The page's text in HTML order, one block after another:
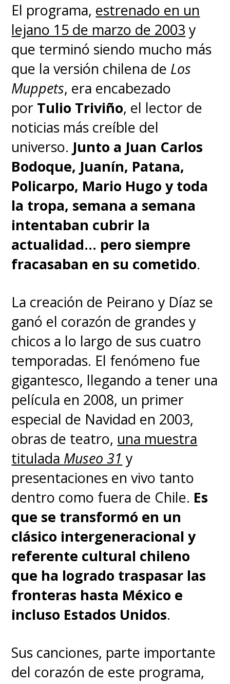
El programa, estrenado en un
lejano 15 de marzo de 2003 y
que terminó siendo mucho más
que la versión chilena de Los
Muppets, era encabezado
por Tulio Triviño, el lector de
noticias más creíble del
universo. Junto a Juan Carlos
Bodoque, Juanín, Patana,
Policarpo, Mario Hugo y toda
la tropa, semana a semana
intentaban cubrir la
actualidad... pero siempre
fracasaban en su cometido.
La creación de Peirano y Díaz se
ganó el corazón de grandes y
chicos a lo largo de sus cuatro
temporadas. El fenómeno fue
gigantesco, llegando a tener una
película en 2008, un primer
especial de Navidad en 2003,
obras de teatro, una muestra
titulada Museo 31 y
presentaciones en vivo tanto
dentro como fuera de Chile. Es
que se transformó en un
clásico intergeneracional y
referente cultural chileno
que ha logrado traspasar las
fronteras hasta México e
incluso Estados Unidos.
Sus canciones, parte importante
del corazón de este programa,